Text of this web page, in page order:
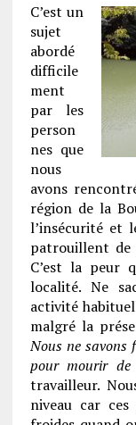
C’est un
sujet
abordé
difficile
ment
par les
person
nes que
nous
avons
région de la
l’insécurité et
patrouillent de
C’est la peur
localité. Ne
activité
malgré la
Nous ne savons
pour mourir
travailleur.
niveau car